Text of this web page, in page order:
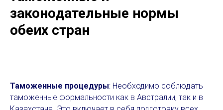
законодательные нормы
обеих стран
Таможенные процедуры: Необходимо соблюдать
таможенные формальности как в Австралии, так и в